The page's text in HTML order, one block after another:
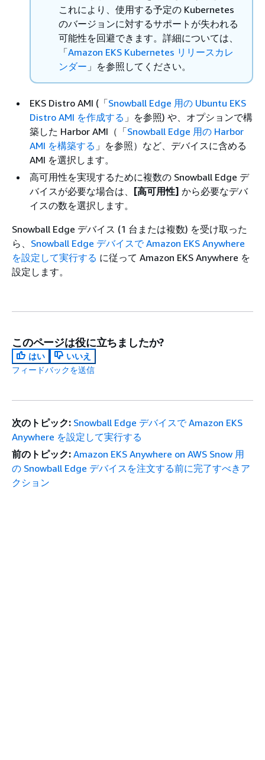
これにより、使用する予定の Kubernetes
のバージョンに対するサポートが失われる
可能性を回避できます。詳細については、
「Amazon EKS Kubernetes リリースカレ
ンダー 」を参照してください。
EKS Distro AMI (「Snowball Edge 用の Ubuntu EKS
Distro AMI を作成する 」を参照) や、オプションで構
築した Harbor AMI（「Snowball Edge 用の Harbor
AMI を構築する 」を参照）など、デバイスに含める
AMI を選択します。
高可用性を実現するために複数の Snowball Edge デ
バイスが必要な場合は、
[高可用性] から必要なデバ
イスの数を選択します。
Snowball Edge デバイス (1 台または複数) を受け取った
ら、 Snowball Edge デバイスで Amazon EKS Anywhere
を設定して実行する に従って Amazon EKS Anywhere を
設定します。
このページは役に立ちましたか?
はい
いいえ
フィードバックを送信
次のトピック: Snowball Edge デバイスで Amazon EKS
Anywhere を設定して実行する
前のトピック: Amazon EKS Anywhere on AWS Snow 用
の Snowball Edge デバイスを注文する前に完了すべきア
クション